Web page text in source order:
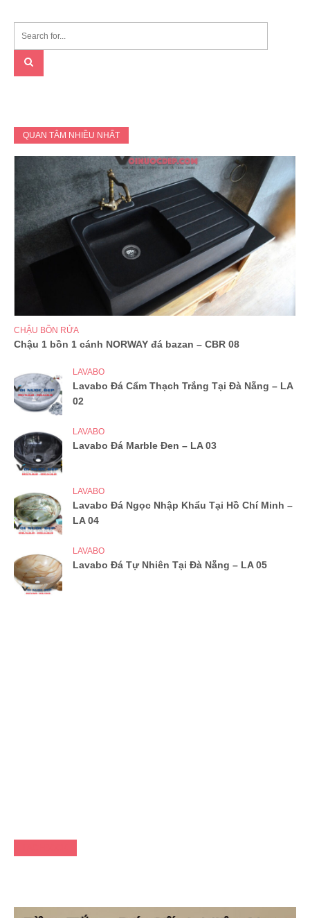
QUAN TÂM NHIỀU NHẤT
CHẬU BỒN RỬA
Chậu 1 bồn 1 cánh NORWAY đá bazan – CBR 08
LAVABO
Lavabo Đá Cẩm Thạch Trắng Tại Đà Nẵng – LA
02
LAVABO
Lavabo Đá Marble Đen – LA 03
LAVABO
Lavabo Đá Ngọc Nhập Khẩu Tại Hồ Chí Minh –
LA 04
LAVABO
Lavabo Đá Tự Nhiên Tại Đà Nẵng – LA 05